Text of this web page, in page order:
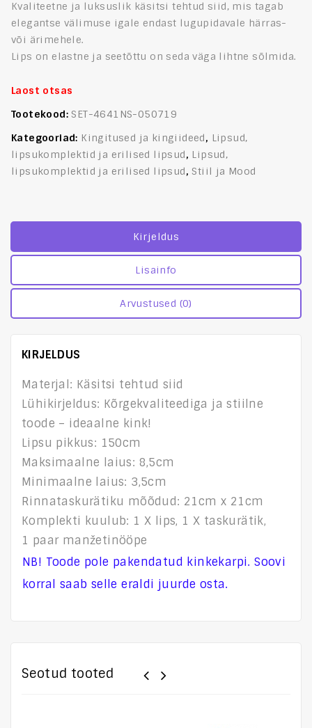
Kvaliteetne ja luksuslik käsitsi tehtud siid, mis tagab
elegantse välimuse igale endast lugupidavale härras-
või ärimehele.
Lips on elastne ja seetõttu on seda väga lihtne sõlmida.
Laost otsas
Tootekood: SET-4641NS-050719
Kategooriad: Kingitused ja kingiideed, Lipsud,
lipsukomplektid ja erilised lipsud, Lipsud,
lipsukomplektid ja erilised lipsud, Stiil ja Mood
Kirjeldus
Lisainfo
Arvustused (0)
KIRJELDUS
Materjal: Käsitsi tehtud siid
Lühikirjeldus: Kõrgekvaliteediga ja stiilne
toode – ideaalne kink!
Lipsu pikkus: 150cm
Maksimaalne laius: 8,5cm
Minimaalne laius: 3,5cm
Rinnataskurätiku mõõdud: 21cm x 21cm
Komplekti kuulub: 1 X lips, 1 X taskurätik,
1 paar manžetinööpe
NB! Toode pole pakendatud kinkekarpi. Soovi
korral saab selle eraldi juurde osta.
Seotud tooted